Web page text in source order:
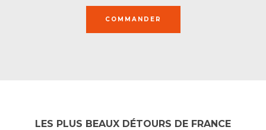
COMMANDER
LES PLUS BEAUX DÉTOURS DE FRANCE